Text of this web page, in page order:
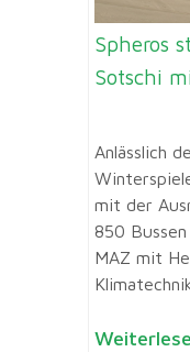
Spheros
Sotschi
Anlässlich
mit der
850
MAZ mit